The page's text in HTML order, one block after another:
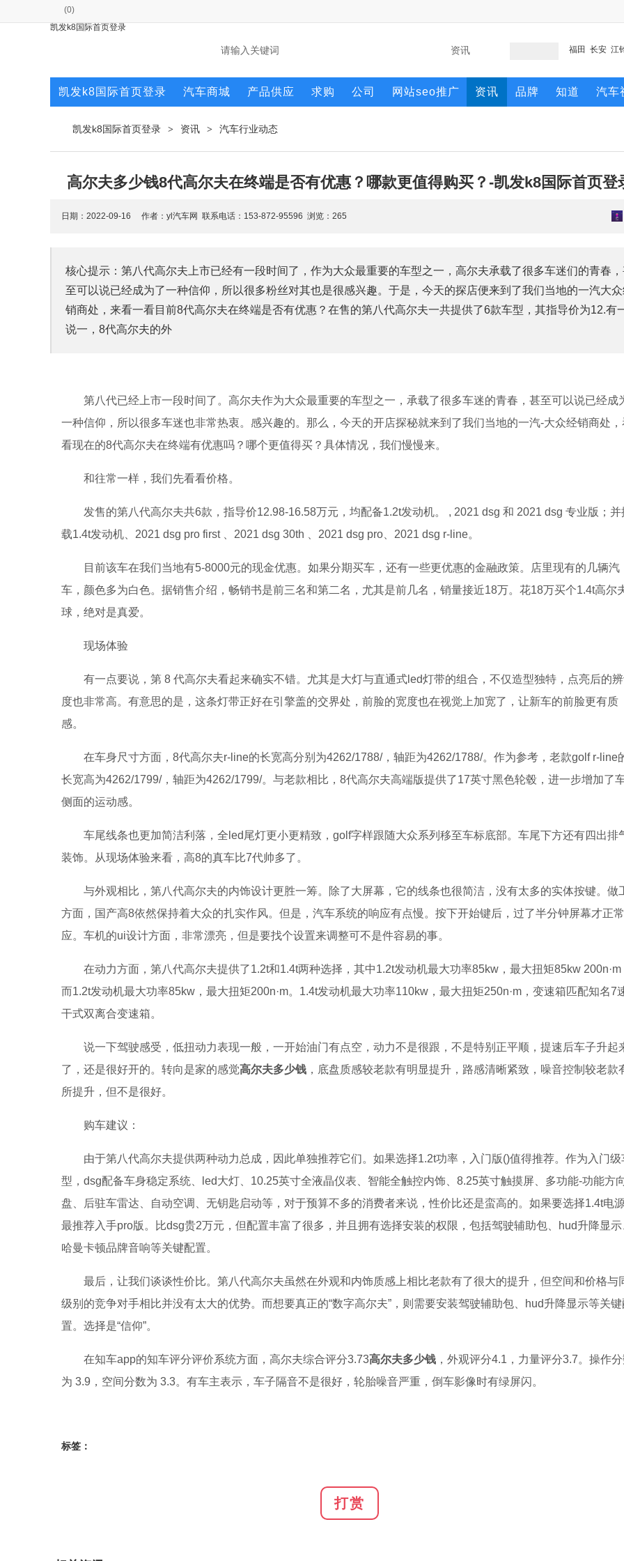
(0)
凯发k8国际首页登录
福田 长安 江
凯发k8国际首页登录 汽车商城 产品供应 求购 公司 网站seo推广 资讯 品牌 知道 汽车
凯发k8国际首页登录 > 资讯 > 汽车行业动态
高尔夫多少钱8代高尔夫在终端是否有优惠？哪款更值得购买？-凯发k8国际首页登
日期：2022-09-16 作者：yl汽车网 联系电话：153-872-95596 浏览： 265
核心提示：第八代高尔夫上市已经有一段时间了，作为大众最重要的车型之一，高尔夫承载了很多车迷们的青春
至可以说已经成为了一种信仰，所以很多粉丝对其也是很感兴趣。于是，今天的探店便来到了我们当地的一汽大
销商处，来看一看目前8代高尔夫在终端是否有优惠？在售的第八代高尔夫一共提供了6款车型，其指导价为12.有
说一，8代高尔夫的外
第八代已经上市一段时间了。高尔夫作为大众最重要的车型之一，承载了很多车迷的青春，甚至可以说已经成
一种信仰，所以很多车迷也非常热衷。感兴趣的。那么，今天的开店探秘就来到了我们当地的一汽-大众经销商处，
看现在的8代高尔夫在终端有优惠吗？哪个更值得买？具体情况，我们慢慢来。
和往常一样，我们先看看价格。
发售的第八代高尔夫共6款，指导价12.98-16.58万元，均配备1.2t发动机。 , 2021 dsg 和 2021 dsg 专业版；并
载1.4t发动机、2021 dsg pro first 、2021 dsg 30th 、2021 dsg pro、2021 dsg r-line。
目前该车在我们当地有5-8000元的现金优惠。如果分期买车，还有一些更优惠的金融政策。店里现有的几辆汽
车，颜色多为白色。据销售介绍，畅销书是前三名和第二名，尤其是前几名，销量接近18万。花18万买个1.4t高尔
球，绝对是真爱。
现场体验
有一点要说，第 8 代高尔夫看起来确实不错。尤其是大灯与直通式led灯带的组合，不仅造型独特，点亮后的
度也非常高。有意思的是，这条灯带正好在引擎盖的交界处，前脸的宽度也在视觉上加宽了，让新车的前脸更有质
感。
在车身尺寸方面，8代高尔夫r-line的长宽高分别为4262/1788/，轴距为4262/1788/。作为参考，老款golf r-line
长宽高为4262/1799/，轴距为4262/1799/。与老款相比，8代高尔夫高端版提供了17英寸黑色轮毂，进一步增加了
侧面的运动感。
车尾线条也更加简洁利落，全led尾灯更小更精致，golf字样跟随大众系列移至车标底部。车尾下方还有四出排
装饰。从现场体验来看，高8的真车比7代帅多了。
与外观相比，第八代高尔夫的内饰设计更胜一筹。除了大屏幕，它的线条也很简洁，没有太多的实体按键。做
方面，国产高8依然保持着大众的扎实作风。但是，汽车系统的响应有点慢。按下开始键后，过了半分钟屏幕才正
应。车机的ui设计方面，非常漂亮，但是要找个设置来调整可不是件容易的事。
在动力方面，第八代高尔夫提供了1.2t和1.4t两种选择，其中1.2t发动机最大功率85kw，最大扭矩85kw 200n·m
而1.2t发动机最大功率85kw，最大扭矩200n·m。1.4t发动机最大功率110kw，最大扭矩250n·m，变速箱匹配知名7
干式双离合变速箱。
说一下驾驶感受，低扭动力表现一般，一开始油门有点空，动力不是很跟，不是特别正平顺，提速后车子升起
了，还是很好开的。转向是家的感觉高尔夫多少钱 ，底盘质感较老款有明显提升，路感清晰紧致，噪音控制较老款
所提升，但不是很好。
购车建议：
由于第八代高尔夫提供两种动力总成，因此单独推荐它们。如果选择1.2t功率，入门版()值得推荐。作为入门级
型，dsg配备车身稳定系统、led大灯、10.25英寸全液晶仪表、智能全触控内饰、8.25英寸触摸屏、多功能-功能方
盘、后驻车雷达、自动空调、无钥匙启动等，对于预算不多的消费者来说，性价比还是蛮高的。如果要选择1.4t电源
最推荐入手pro版。比dsg贵2万元，但配置丰富了很多，并且拥有选择安装的权限，包括驾驶辅助包、hud升降显示
哈曼卡顿品牌音响等关键配置。
最后，让我们谈谈性价比。第八代高尔夫虽然在外观和内饰质感上相比老款有了很大的提升，但空间和价格与
级别的竞争对手相比并没有太大的优势。而想要真正的“数字高尔夫”，则需要安装驾驶辅助包、hud升降显示等关键
置。选择是“信仰”。
在知车app的知车评分评价系统方面，高尔夫综合评分3.73高尔夫多少钱 ，外观评分4.1，力量评分3.7。操作
为 3.9，空间分数为 3.3。有车主表示，车子隔音不是很好，轮胎噪音严重，倒车影像时有绿屏闪。
标签：
打赏